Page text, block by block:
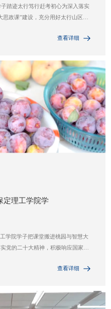
踏迹太行笃行赶考初心为深入落实
政课”建设，充分用好太行山区红
查看详细
定理工学院学
学院学子把课堂搬进桃园与智慧大
党的二十大精神，积极响应国家关
查看详细